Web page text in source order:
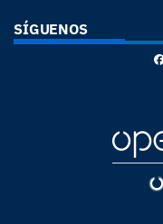
SÍGUENOS